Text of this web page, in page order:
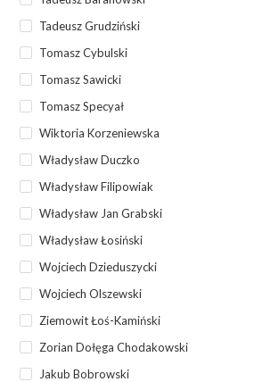
Tadeusz Grudziński
Tomasz Cybulski
Tomasz Sawicki
Tomasz Specyał
Wiktoria Korzeniewska
Władysław Duczko
Władysław Filipowiak
Władysław Jan Grabski
Władysław Łosiński
Wojciech Dzieduszycki
Wojciech Olszewski
Ziemowit Łoś-Kamiński
Zorian Dołęga Chodakowski
Jakub Bobrowski